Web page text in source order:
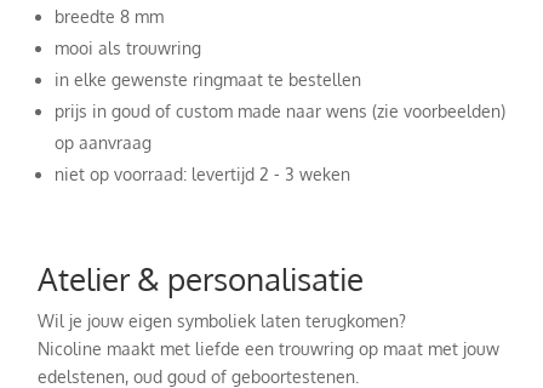
breedte 8 mm
mooi als trouwring
in elke gewenste ringmaat te bestellen
prijs in goud of custom made naar wens (zie voorbeelden)
op aanvraag
niet op voorraad: levertijd 2 - 3 weken
Atelier & personalisatie
Wil je jouw eigen symboliek laten terugkomen?
Nicoline maakt met liefde een trouwring op maat met jouw
edelstenen, oud goud of geboortestenen.